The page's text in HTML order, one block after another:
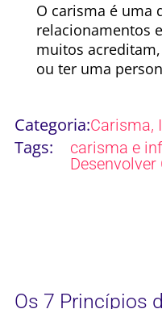
O carisma é uma
relacionamentos
muitos
ou ter uma
Categoria:Carisma,
Tags: carisma e
Os 7 Princípios